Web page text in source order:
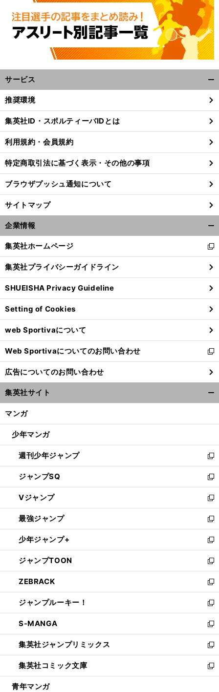
】
沿
前
サービス
閉
る
推奨環境
集英社ID・スポルティーバIDとは
利用規約・会員規約
特定商取引法に基づく表示・その他の事項
ブラウザプッシュ通知について
サイトマップ
企業情報
閉
る
集英社ホームページ
新
し
い
ウ
ィ
ン
ド
ウ
で
開
く
集英社プライバシーガイドライン
SHUEISHA Privacy Guideline
Setting of Cookies
web Sportivaについて
Web Sportivaについてのお問い合わせ
新
し
い
ウ
ィ
ン
ウ
開
く
広告についてのお問い合わせ
集英社サイト
マンガ
少年マンガ
週刊少年ジャンプ
新
し
い
ウ
ィ
ン
ド
ウ
で
開
く
ジャンプSQ
新
し
い
ウ
ィ
ン
ド
ウ
で
開
く
Vジャンプ
新
し
い
ウ
ィ
ン
ド
ウ
で
開
く
最強ジャンプ
新
し
い
ウ
ィ
ン
ド
ウ
で
開
く
少年ジャンプ+
新
し
い
ウ
ィ
ン
ド
ウ
で
開
く
ジャンプTOON
新
し
い
ウ
ィ
ン
ド
ウ
で
開
く
ZEBRACK
新
し
い
ウ
ィ
ン
ド
ウ
で
開
ジャンプルーキー！
新
し
い
ウ
ィ
ン
ド
ウ
S-MANGA
新
し
い
ウ
ィ
ン
集英社ジャンプリミックス
新
し
い
ウ
集英社コミック文庫
新
し
青年マンガ